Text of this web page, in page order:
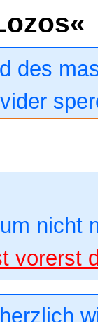
des
nicht
vorerst